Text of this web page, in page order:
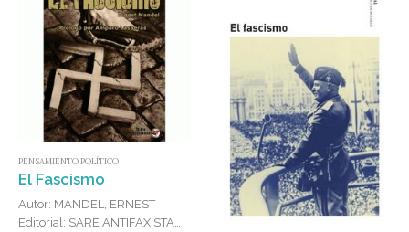
PENSAMIENTO POLÍTICO
El Fascismo
Autor: MANDEL, ERNEST
Editorial: SARE ANTIFAXISTA